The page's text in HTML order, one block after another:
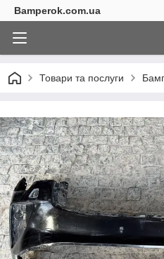
Bamperok.com.ua
Товари та послуги